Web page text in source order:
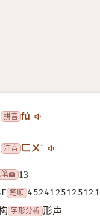
拼音 fú
注音 ㄈㄨˊ
画 13
笔顺 4524125125121
字形分析 形声